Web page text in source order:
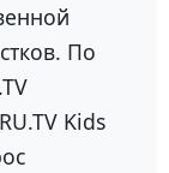
По
Kids